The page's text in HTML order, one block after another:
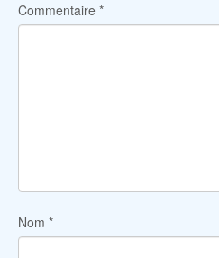
Commentaire *
Nom *